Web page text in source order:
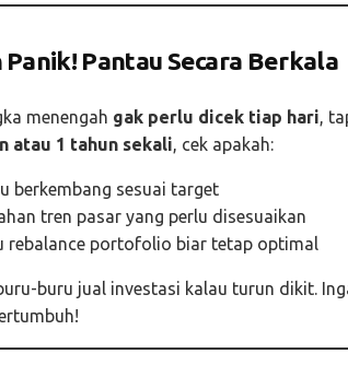
Panik! Pantau Secara Berkala
menengah gak perlu dicek tiap hari,
atau 1 tahun sekali, cek apakah:
berkembang sesuai target
tren pasar yang perlu disesuaikan
rebalance portofolio biar tetap optimal
buru jual investasi kalau turun dikit.